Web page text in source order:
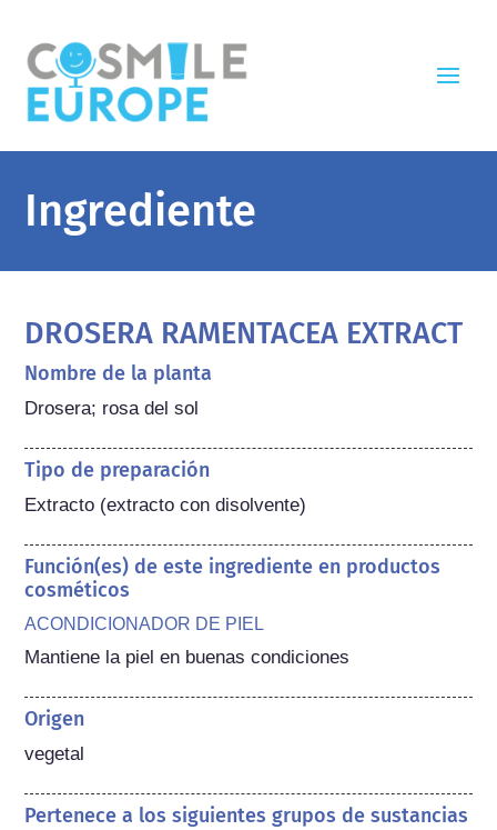
Ingrediente
DROSERA RAMENTACEA EXTRACT
Nombre de la planta
Drosera; rosa del sol
Tipo de preparación
Extracto (extracto con disolvente)
Función(es) de este ingrediente en productos
cosméticos
ACONDICIONADOR DE PIEL
Mantiene la piel en buenas condiciones
Origen
vegetal
Pertenece a los siguientes grupos de sustancias